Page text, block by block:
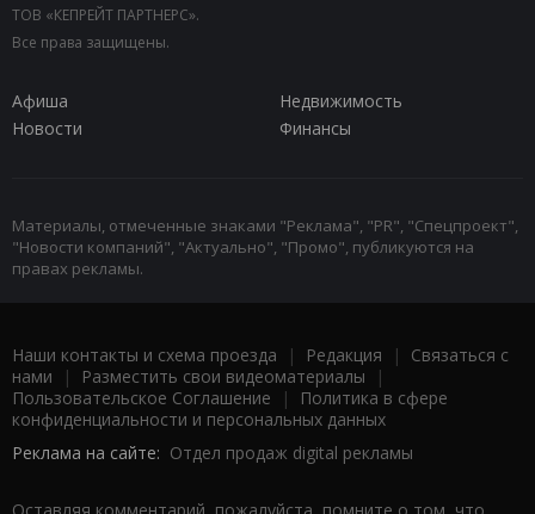
ТОВ «КЕПРЕЙТ ПАРТНЕРС».
Все права защищены.
Афиша
Недвижимость
Новости
Финансы
Материалы, отмеченные знаками "Реклама", "PR", "Спецпроект",
"Новости компаний", "Актуально", "Промо", публикуются на
правах рекламы.
Наши контакты и схема проезда | Редакция | Связаться с
нами | Разместить свои видеоматериалы |
Пользовательское Соглашение |
Политика в сфере
конфиденциальности и персональных данных
Реклама на сайте: Отдел продаж digital рекламы